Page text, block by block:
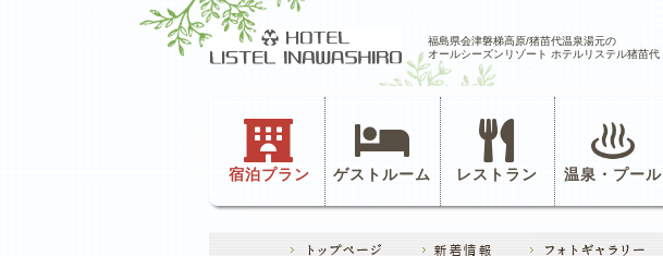
福島県会津磐梯高原/猪苗代温泉湯元の
オールシーズンリゾート ホテルリステル猪苗代
宿泊プラン ゲストルーム レストラン 温泉・プール